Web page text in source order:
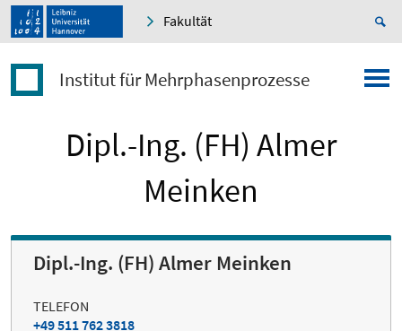
Fakultät
Institut für Mehrphasenprozesse
Dipl.-Ing. (FH) Almer
Meinken
Dipl.-Ing. (FH) Almer Meinken
TELEFON
+49 511 762 3818